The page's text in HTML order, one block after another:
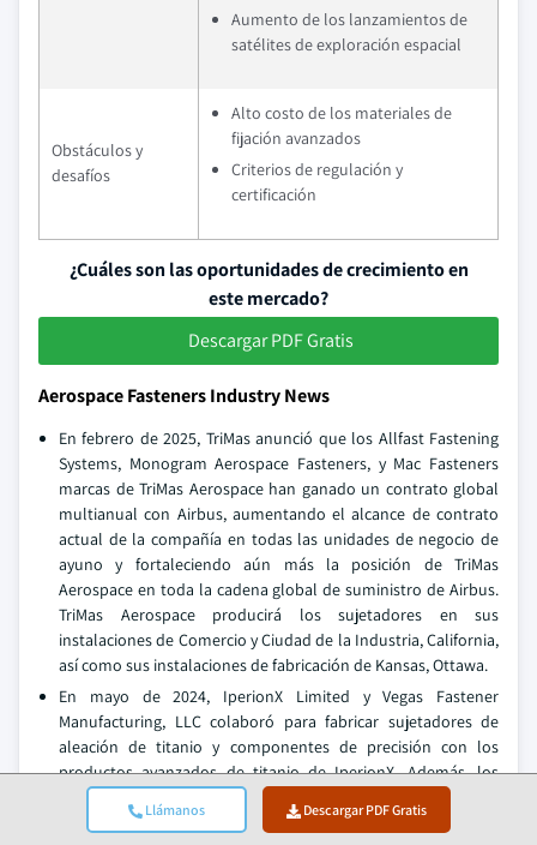
Llámanos Descargar PDF Gratis
Aumento de los lanzamientos de
satélites de exploración espacial
Obstáculos y
desafíos
Alto costo de los materiales de
fijación avanzados
Criterios de regulación y
certificación
¿Cuáles son las oportunidades de crecimiento en
este mercado?
Descargar PDF Gratis
Aerospace Fasteners Industry News
En febrero de 2025, TriMas anunció que los Allfast Fastening
Systems, Monogram Aerospace Fasteners, y Mac Fasteners
marcas de TriMas Aerospace han ganado un contrato global
multianual con Airbus, aumentando el alcance de contrato
actual de la compañía en todas las unidades de negocio de
ayuno y fortaleciendo aún más la posición de TriMas
Aerospace en toda la cadena global de suministro de Airbus.
TriMas Aerospace producirá los sujetadores en sus
instalaciones de Comercio y Ciudad de la Industria, California,
así como sus instalaciones de fabricación de Kansas, Ottawa.
En mayo de 2024, IperionX Limited y Vegas Fastener
Manufacturing, LLC colaboró para fabricar sujetadores de
aleación de titanio y componentes de precisión con los
productos avanzados de titanio de IperionX. Además, los
socios diseñarán, diseñarán y producirán acoplamientos de
titanio para sectores críticos como el aeroespacial, naval, gas,